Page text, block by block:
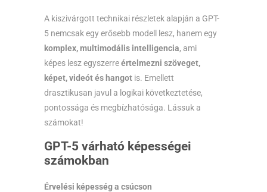
A kiszivárgott technikai részletek alapján a GPT-
5 nemcsak egy erősebb modell lesz, hanem egy
komplex, multimodális intelligencia, ami
képes lesz egyszerreértelmezni szöveget,
képet, videót és hangot is. Emellett
drasztikusan javul a logikai következtetése,
pontossága és megbízhatósága. Lássuk a
számokat!
GPT-5 várható képességei
számokban
Érvelési képesség a csúcson